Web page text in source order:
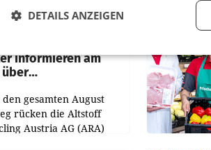
informieren am
über
gesamten August
rücken die Altstoff
Austria AG (ARA)
DETAILS ANZEIGEN